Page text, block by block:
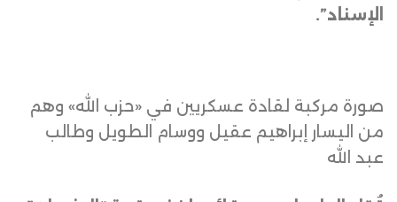
الإسناد”.
صورة مركبة لقادة عسكريين في «حزب الله» وهم
من اليسار إبراهيم عقيل ووسام الطويل وطالب
عبد الله